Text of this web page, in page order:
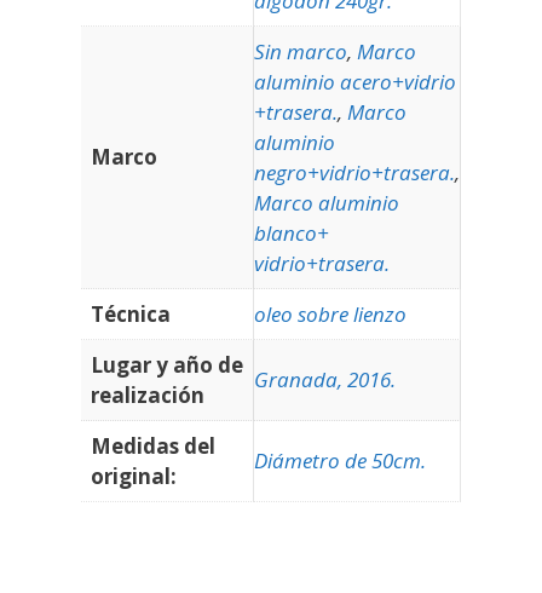
Marco
Sin marco, Marco
aluminio acero+vidrio
+trasera., Marco
aluminio
negro+vidrio+trasera.,
Marco aluminio
blanco+
vidrio+trasera.
Técnica
oleo sobre lienzo
Lugar y año de
realización
Granada, 2016.
Medidas del
original:
Diámetro de 50cm.